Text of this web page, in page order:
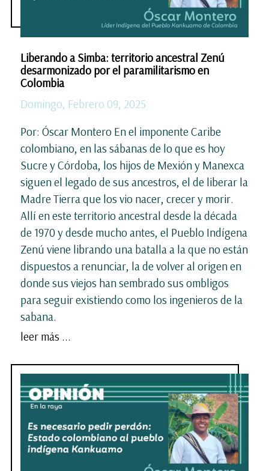
Liberando a Simba: territorio ancestral Zenú
desarmonizado por el paramilitarismo en
Colombia
Domingo, Febrero 09, 2025
Por: Óscar Montero En el imponente Caribe
colombiano, en las sábanas de lo que es hoy
Sucre y Córdoba, los hijos de Mexión y Manexca
siguen el legado de sus ancestros, el de liberar la
Madre Tierra que los vio nacer, crecer y morir.
Allí en este territorio ancestral desde la década
de 1970 y desde mucho antes, el Pueblo Indígena
Zenú viene librando una batalla a la que no están
dispuestos a renunciar, la de volver al origen en
donde sus viejos han sembrado sus ombligos
para seguir existiendo como los ingenieros de la
sabana.
leer más ...